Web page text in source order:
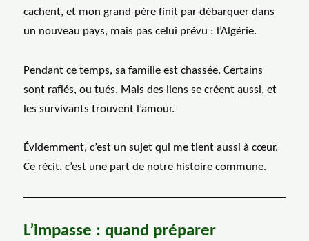
cachent, et mon grand-père finit par débarquer dans
un nouveau pays, mais pas celui prévu : l’Algérie.
Pendant ce temps, sa famille est chassée. Certains
sont raflés, ou tués. Mais des liens se créent aussi, et
les survivants trouvent l’amour.
Évidemment, c’est un sujet qui me tient aussi à cœur.
Ce récit, c’est une part de notre histoire commune.
L’impasse : quand préparer